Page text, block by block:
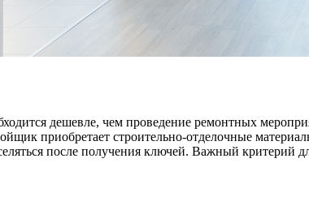
дешевле, чем проведение ремонтных
приобретает строительно-отделочные
после получения ключей. Важный критерий